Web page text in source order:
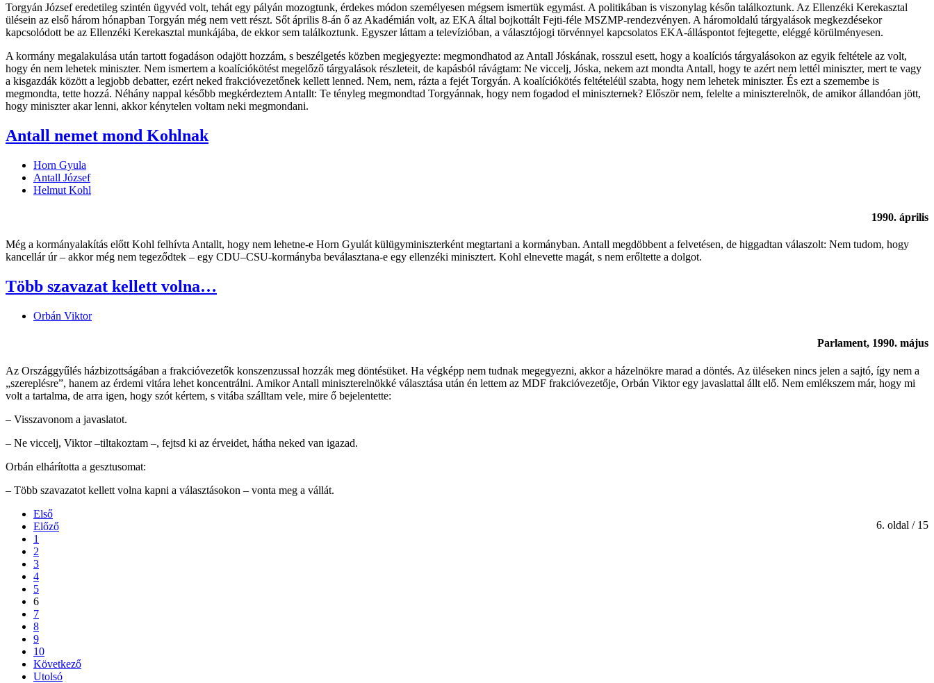
Torgyán József eredetileg szintén ügyvéd volt, tehát egy pályán mozogtunk, érdekes módon személyesen mégsem ismertük egymást. A politikában is viszonylag későn találkoztunk. Az Ellenzéki Kerekasztal
ülésein az első három hónapban Torgyán még nem vett részt. Sőt április 8-án ő az Akadémián volt, az EKA által bojkottált Fejti-féle MSZMP-rendezvényen. A háromoldalú tárgyalások megkezdésekor
kapcsolódott be az Ellenzéki Kerekasztal munkájába, de ekkor sem találkoztunk. Egyszer láttam a televízióban, a választójogi törvénnyel kapcsolatos EKA-álláspontot fejtegette, eléggé körülményesen.
A kormány megalakulása után tartott fogadáson odajött hozzám, s beszélgetés közben megjegyezte: megmondhatod az Antall Jóskának, rosszul esett, hogy a koalíciós tárgyalásokon az egyik feltétele az volt,
hogy én nem lehetek miniszter. Nem ismertem a koalíciókötést megelőző tárgyalások részleteit, de kapásból rávágtam: Ne viccelj, Jóska, nekem azt mondta Antall, hogy te azért nem lettél miniszter, mert te vagy
a kisgazdák között a legjobb debatter, ezért neked frakcióvezetőnek kellett lenned. Nem, nem, rázta a fejét Torgyán. A koalíciókötés feltételéül szabta, hogy nem lehetek miniszter. És ezt a szemembe is
megmondta, tette hozzá. Néhány nappal később megkérdeztem Antallt: Te tényleg megmondtad Torgyánnak, hogy nem fogadod el miniszternek? Először nem, felelte a miniszterelnök, de amikor állandóan jött,
hogy miniszter akar lenni, akkor kénytelen voltam neki megmondani.
Antall nemet mond Kohlnak
Horn Gyula
Antall József
Helmut Kohl
1990. április
Még a kormányalakítás előtt Kohl felhívta Antallt, hogy nem lehetne-e Horn Gyulát külügyminiszterként megtartani a kormányban. Antall megdöbbent a felvetésen, de higgadtan válaszolt: Nem tudom, hogy
kancellár úr – akkor még nem tegeződtek – egy CDU–CSU-kormányba beválasztana-e egy ellenzéki minisztert. Kohl elnevette magát, s nem erőltette a dolgot.
Több szavazat kellett volna…
Orbán Viktor
Parlament, 1990. május
Az Országgyűlés házbizottságában a frakcióvezetők konszenzussal hozzák meg döntésüket. Ha végképp nem tudnak megegyezni, akkor a házelnökre marad a döntés. Az üléseken nincs jelen a sajtó, így nem a
„szereplésre”, hanem az érdemi vitára lehet koncentrálni. Amikor Antall miniszterelnökké választása után én lettem az MDF frakcióvezetője, Orbán Viktor egy javaslattal állt elő. Nem emlékszem már, hogy mi
volt a tartalma, de arra igen, hogy szót kértem, s vitába szálltam vele, mire ő bejelentette:
– Visszavonom a javaslatot.
– Ne viccelj, Viktor –tiltakoztam –, fejtsd ki az érveidet, hátha neked van igazad.
Orbán elhárította a gesztusomat:
– Több szavazatot kellett volna kapni a választásokon – vonta meg a vállát.
6. oldal / 15
Első
Előző
1
2
3
4
5
6
7
8
9
10
Következő
Utolsó